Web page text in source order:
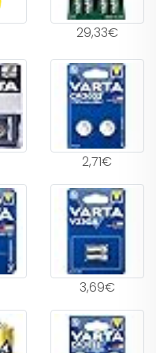
29,33€
2,71€
3,69€